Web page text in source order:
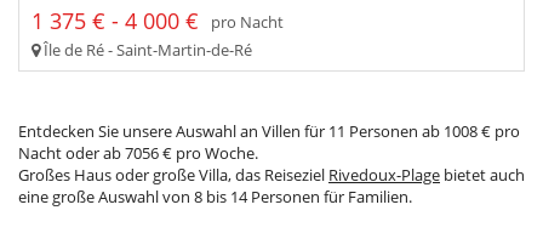
1 375 € - 4 000 €
pro Nacht
Île de Ré - Saint-Martin-de-Ré
Entdecken Sie unsere Auswahl an Villen für 11 Personen ab 1008 € pro
Nacht oder ab 7056 € pro Woche.
Großes Haus oder große Villa, das Reiseziel Rivedoux-Plage bietet auch
eine große Auswahl von 8 bis 14 Personen für Familien.